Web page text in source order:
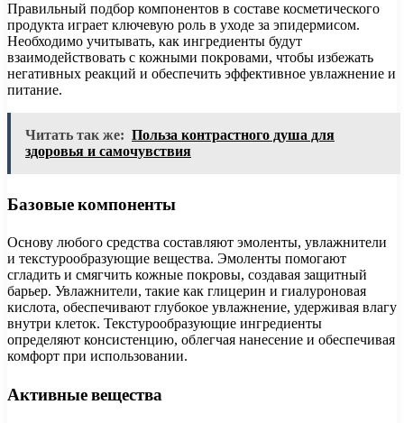
Правильный подбор компонентов в составе косметического
продукта играет ключевую роль в уходе за эпидермисом.
Необходимо учитывать, как ингредиенты будут
взаимодействовать с кожными покровами, чтобы избежать
негативных реакций и обеспечить эффективное увлажнение и
питание.
Читать так же: Польза контрастного душа для
здоровья и самочувствия
Базовые компоненты
Основу любого средства составляют эмоленты, увлажнители
и текстурообразующие вещества. Эмоленты помогают
сгладить и смягчить кожные покровы, создавая защитный
барьер. Увлажнители, такие как глицерин и гиалуроновая
кислота, обеспечивают глубокое увлажнение, удерживая влагу
внутри клеток. Текстурообразующие ингредиенты
определяют консистенцию, облегчая нанесение и обеспечивая
комфорт при использовании.
Активные вещества